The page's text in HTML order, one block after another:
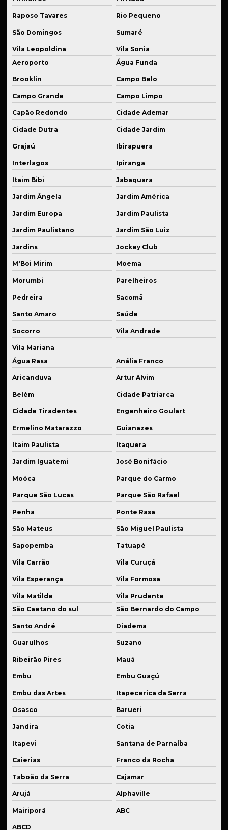
Manutenção de equipamentos
Manutenção de equipamentos industriais
Manutenção de peças mecânicas
Peças para automação usinadas
Peças industriais em bronze sob medida
Peças industriais sob medida
Peças para montagem de suspensão esportiva
Peças técnicas para equipamentos
Peças usinadas para suspensão fixa
Prestação de serviço de solda
Produção de componentes mecânicos
Produção de flanges em alumínio anodizado
Produção de kits de suspensão personalizados
Produção de peças para agroindústria
Produção em série cnc
Recuperação de peças danificadas
Recuperação de peças de reposição
Reparo de equipamentos industriais
Roletes de carga
Roletes industriais sob medida
Rolos de tração
Serviço de solda
Serviços de soldagem para indústria
Serviços de usinagem
Sistema de suspensão automotiva
Sistema de suspensão automotiva especial
Sistema de suspensão veicular
Solda de alumínio
Solda de alumínio industrial
Solda de bronze
Solda para estruturas metálicas
Solda de ferro fundido
Solda industrial em são paulo
Solda de inox
Solda para manutenção de máquinas
Solda de peças em inox
Solda para setor automotivo
Soldagem em aço
Soldagem em alumínio
Raposo Tavares Rio Pequeno
São Domingos Sumaré
Vila Leopoldina
Vila Sonia
Aeroporto
Água Funda
Brooklin Campo Belo
Campo Grande Campo Limpo
Capão Redondo Cidade Ademar
Cidade Dutra Cidade Jardim
Grajaú Ibirapuera
Interlagos Ipiranga
Itaim Bibi Jabaquara
Jardim Ângela Jardim América
Jardim Europa Jardim Paulista
Jardim Paulistano Jardim São Luiz
Jardins Jockey Club
M'Boi Mirim Moema
Morumbi Parelheiros
Pedreira Sacomã
Santo Amaro Saúde
Socorro Vila Andrade
Vila Mariana
Água Rasa
Anália Franco
Aricanduva Artur Alvim
Belém Cidade Patriarca
Cidade Tiradentes Engenheiro Goulart
Ermelino Matarazzo Guianazes
Itaim Paulista Itaquera
Jardim Iguatemi José Bonifácio
Moóca Parque do Carmo
Parque São Lucas Parque São Rafael
Penha Ponte Rasa
São Mateus São Miguel Paulista
Sapopemba Tatuapé
Vila Carrão Vila Curuçá
Vila Esperança Vila Formosa
Vila Matilde
Vila Prudente
São Caetano do sul
São Bernardo do Campo
Santo André Diadema
Guarulhos Suzano
Ribeirão Pires Mauá
Embu Embu Guaçú
Embu das Artes Itapecerica da Serra
Osasco Barueri
Jandira Cotia
Itapevi Santana de Parnaíba
Caierias Franco da Rocha
Taboão da Serra Cajamar
Arujá Alphaville
Mairiporã ABC
ABCD